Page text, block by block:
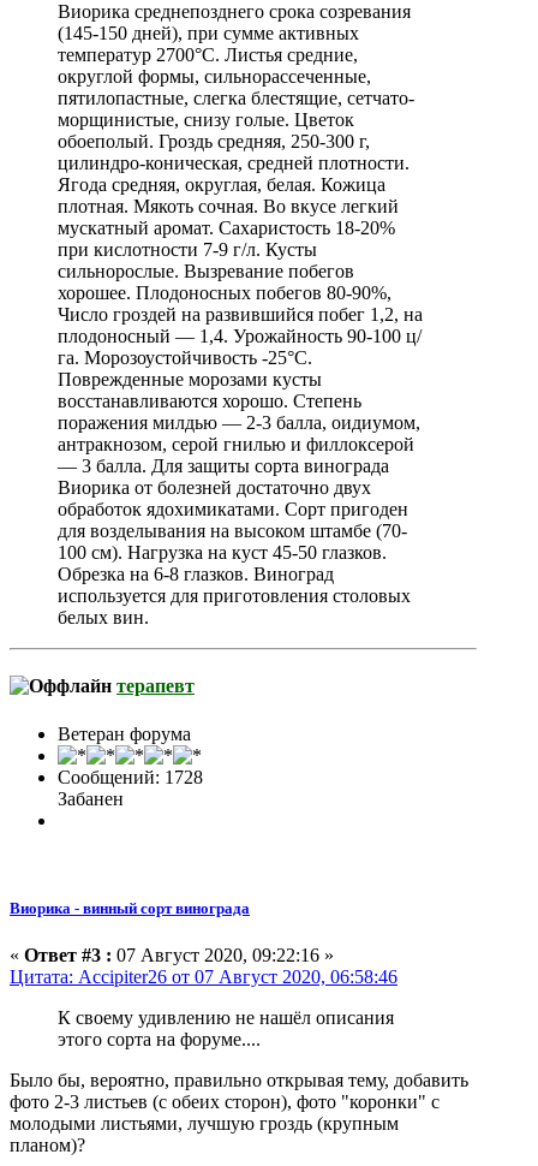
Виорика среднепозднего срока созревания
(145-150 дней), при сумме активных
температур 2700°С. Листья средние,
округлой формы, сильнорассеченные,
пятилопастные, слегка блестящие, сетчато-
морщинистые, снизу голые. Цветок
обоеполый. Гроздь средняя, 250-300 г,
цилиндро-коническая, средней плотности.
Ягода средняя, округлая, белая. Кожица
плотная. Мякоть сочная. Во вкусе легкий
мускатный аромат. Сахаристость 18-20%
при кислотности 7-9 г/л. Кусты
сильнорослые. Вызревание побегов
хорошее. Плодоносных побегов 80-90%,
Число гроздей на развившийся побег 1,2, на
плодоносный — 1,4. Урожайность 90-100 ц/
га. Морозоустойчивость -25°С.
Поврежденные морозами кусты
восстанавливаются хорошо. Степень
поражения милдью — 2-3 балла, оидиумом,
антракнозом, серой гнилью и филлоксерой
— 3 балла. Для защиты сорта винограда
Виорика от болезней достаточно двух
обработок ядохимикатами. Сорт пригоден
для возделывания на высоком штамбе (70-
100 см). Нагрузка на куст 45-50 глазков.
Обрезка на 6-8 глазков. Виноград
используется для приготовления столовых
белых вин.
терапевт
Ветеран форума
Сообщений: 1728
Забанен
Виорика - винный сорт винограда
« Ответ #3 : 07 Август 2020, 09:22:16 »
Цитата: Accipiter26 от 07 Август 2020, 06:58:46
К своему удивлению не нашёл описания
этого сорта на форуме....
Было бы, вероятно, правильно открывая тему, добавить
фото 2-3 листьев (с обеих сторон), фото "коронки" с
молодыми листьями, лучшую гроздь (крупным
планом)?